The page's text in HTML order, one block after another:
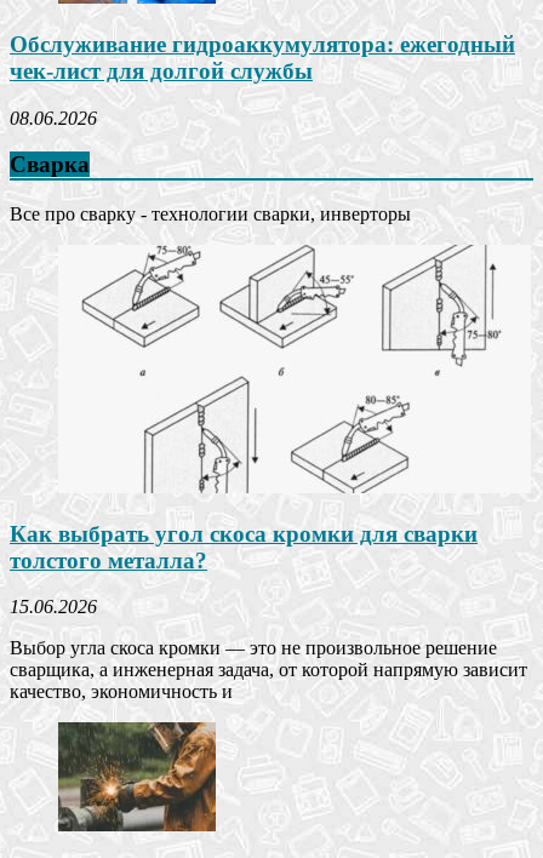
Обслуживание гидроаккумулятора: ежегодный
чек-лист для долгой службы
08.06.2026
Сварка
Все про сварку - технологии сварки, инверторы
Как выбрать угол скоса кромки для сварки
толстого металла?
15.06.2026
Выбор угла скоса кромки — это не произвольное решение
сварщика, а инженерная задача, от которой напрямую зависит
качество, экономичность и